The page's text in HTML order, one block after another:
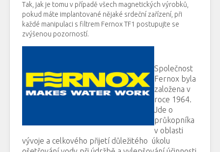
Tak jak je tomu v případě všech magnetických výrobků
pokud máte implantované nějaké srdeční zařízení při
každé manipulaci s filtrem Fernox TF1 postupujte se
zvýšenou pozorností.
Společnost
Fernox byla
založena v
roce 1964.
Jde o
průkopníka
v oblasti
vývoje a celkového přijetí důležitého úkolu